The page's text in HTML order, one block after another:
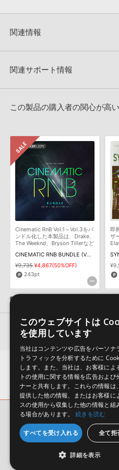
★5
★4
★1
KONTAKTフォーマットは、
でお使いいただけます。無償版の
4GBを超えるデータに関するご注意
きます際には、NTFSやHFS＋でフ
いただく必要がございます。
知らせするメールの2通が送信され
ます説明に沿って、製品のダウン
サンプルパック製品には、原則と
用意しておりません。ご購入後の
わせなどはテクニカルサポート
ま
デモソングは、製品収録サウンド
めのデモンストレーション用の楽
そのものをお使いいただくことは
構成する全てのサウンドが、サン
保証するものではありません。
ダウンロード製品という性質上、
関連情報
MIDI KEYS GOLD: SYNTH RNB/
関連サポート情報
2022.06.06
おります。ご覧頂くには、該当する製品
MIDI KEYS GOLD: SYNTH RNB/
この製品の購入者の関心が高
Cinematic RnB Vol.1～Vol.3をバ
ンドル化した本製品は、Drake、
The Weeknd、Bryson Tillerなど
トロントのサウンドを追い求め
た1
CINEMATIC RNB BUNDLE (VOLS 1-3)
¥9,735 ¥4,867(50%OFF)
243pt
即
ザ
関連製品
洗練されたグルーヴとウォーム
さを持つネオソウルのコンスト
ラクションキットを収録
幅
サンプルパック MIDI
会社概要 環境保護（CSR）への取り組み
サイト動作環境
利用規約 個人情
このウェブサイトは
を使用しています
当社はコンテンツや広告をパーソナ
トラフィックを分析するために
します。また、当社は、お客様によ
トの使用に関する情報を広告および
ナーと共有します。これらの情報は
提供した他の情報、またはお客様に
スの使用から収集した他の情報と組
る場合があります。
続きを読む
すべてを受け入れる 全て拒
詳細を表示